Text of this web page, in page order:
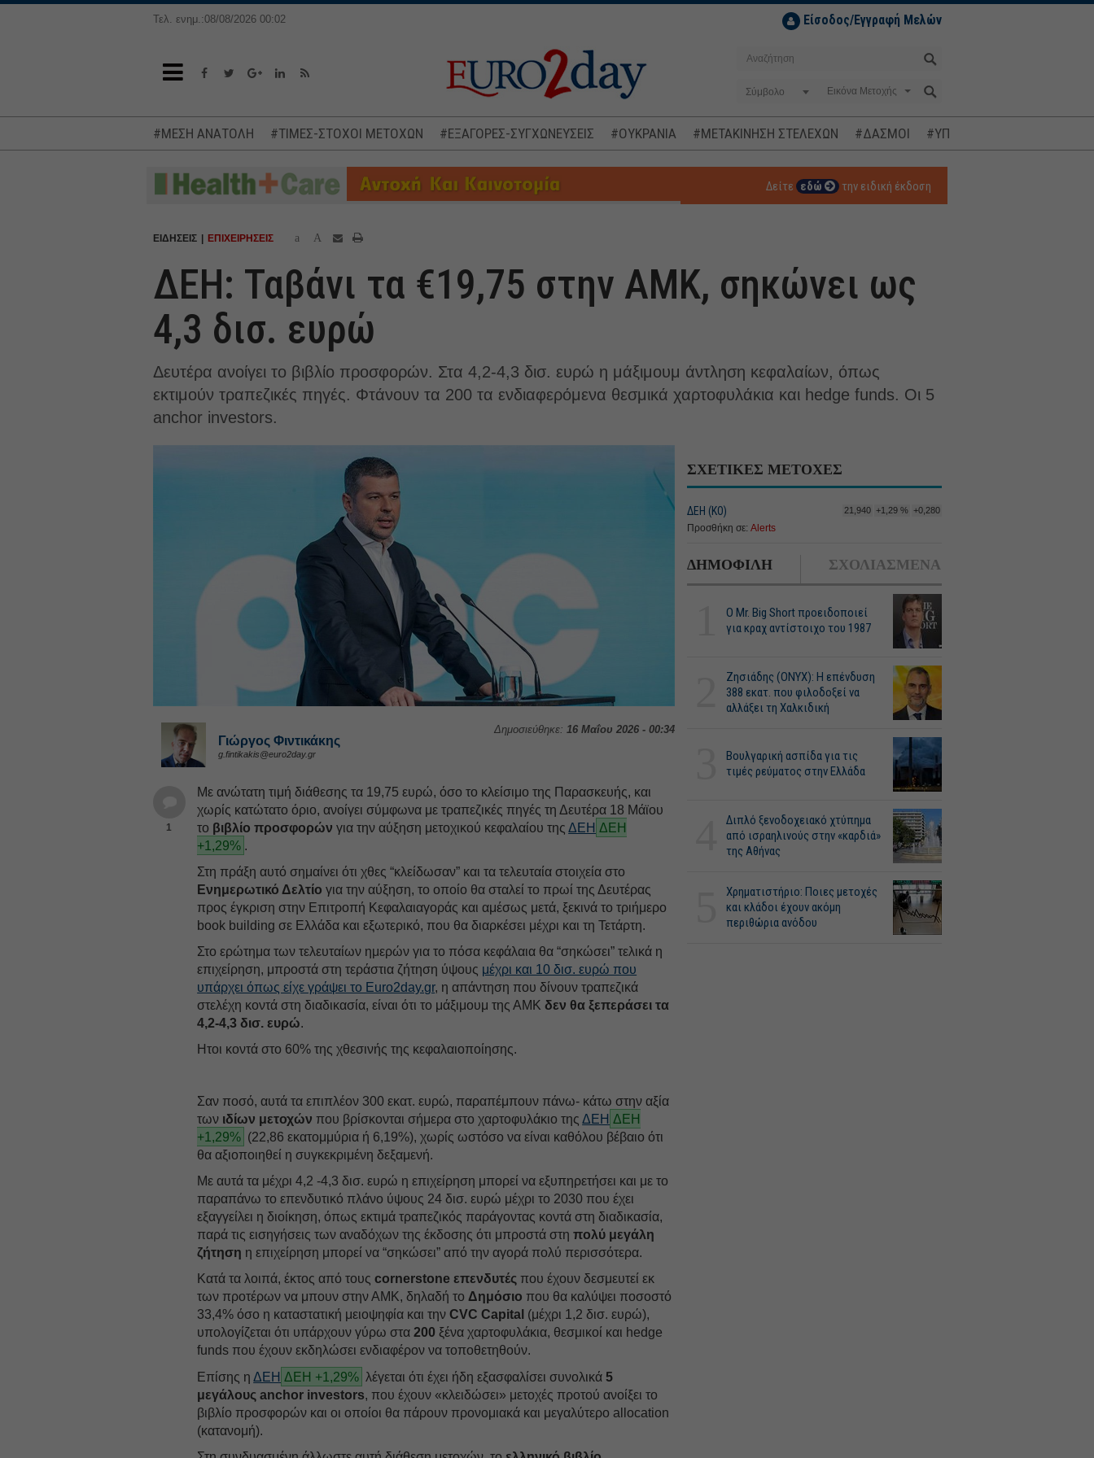
Τελ. ενημ.:08/08/2026 00:02 Είσοδος/Εγγραφή Μελών
Σύμβολο
#ΜΕΣΗ ΑΝΑΤΟΛΗ #ΤΙΜΕΣ-ΣΤΟΧΟΙ ΜΕΤΟΧΩΝ #ΕΞΑΓΟΡΕΣ-ΣΥΓΧΩΝΕΥΣΕΙΣ #ΟΥΚΡΑΝΙΑ #ΜΕΤΑΚΙΝΗΣΗ ΣΤΕΛΕΧΩΝ #ΔΑΣΜΟΙ #ΥΠΟΚΛΟΠΕΣ
Δείτε εδώ την ειδική έκδοση
ΕΙΔΗΣΕΙΣ ΕΠΙΧΕΙΡΗΣΕΙΣ a A
ΔΕΗ: Ταβάνι τα €19,75 στην ΑΜΚ, σηκώνει ως
4,3 δισ. ευρώ
Δευτέρα ανοίγει το βιβλίο προσφορών. Στα 4,2-4,3 δισ. ευρώ η μάξιμουμ άντληση κεφαλαίων, όπως
εκτιμούν τραπεζικές πηγές. Φτάνουν τα 200 τα ενδιαφερόμενα θεσμικά χαρτοφυλάκια και hedge funds. Οι 5
anchor investors.
Δημοσιεύθηκε: 16 Μαΐου 2026 - 00:34
Γιώργος Φιντικάκης
g.fintikakis@euro2day.gr
1
Με ανώτατη τιμή διάθεσης τα 19,75 ευρώ, όσο το κλείσιμο της Παρασκευής, και
χωρίς κατώτατο όριο, ανοίγει σύμφωνα με τραπεζικές πηγές τη Δευτέρα 18 Μάϊου
το βιβλίο προσφορών για την αύξηση μετοχικού κεφαλαίου τηςΔΕΗ ΔΕΗ
+1,29% .
Στη πράξη αυτό σημαίνει ότι χθες “κλείδωσαν” και τα τελευταία στοιχεία στο
Ενημερωτικό Δελτίο για την αύξηση, το οποίο θα σταλεί το πρωί της Δευτέρας
προς έγκριση στην Επιτροπή Κεφαλαιαγοράς και αμέσως μετά, ξεκινά το τριήμερο
book building σε Ελλάδα και εξωτερικό, που θα διαρκέσει μέχρι και τη Τετάρτη.
Στο ερώτημα των τελευταίων ημερών για το πόσα κεφάλαια θα “σηκώσει” τελικά η
επιχείρηση, μπροστά στη τεράστια ζήτηση ύψους μέχρι και 10 δισ. ευρώ που
υπάρχει όπως είχε γράψει το Euro2day.gr, η απάντηση που δίνουν τραπεζικά
στελέχη κοντά στη διαδικασία, είναι ότι το μάξιμουμ της ΑΜΚδεν θα ξεπεράσει τα
4,2-4,3 δισ. ευρώ.
Ητοι κοντά στο 60% της χθεσινής της κεφαλαιοποίησης.
Σαν ποσό, αυτά τα επιπλέον 300 εκατ. ευρώ, παραπέμπουν πάνω- κάτω στην αξία
των ιδίων μετοχών που βρίσκονται σήμερα στο χαρτοφυλάκιο τηςΔΕΗ ΔΕΗ
+1,29% (22,86 εκατομμύρια ή 6,19%), χωρίς ωστόσο να είναι καθόλου βέβαιο ότι
θα αξιοποιηθεί η συγκεκριμένη δεξαμενή.
Με αυτά τα μέχρι 4,2 -4,3 δισ. ευρώ η επιχείρηση μπορεί να εξυπηρετήσει και με το
παραπάνω το επενδυτικό πλάνο ύψους 24 δισ. ευρώ μέχρι το 2030 που έχει
εξαγγείλει η διοίκηση, όπως εκτιμά τραπεζικός παράγοντας κοντά στη διαδικασία,
παρά τις εισηγήσεις των αναδόχων της έκδοσης ότι μπροστά στηπολύ μεγάλη
ζήτηση η επιχείρηση μπορεί να “σηκώσει” από την αγορά πολύ περισσότερα.
Κατά τα λοιπά, έκτος από τουςcornerstone επενδυτές που έχουν δεσμευτεί εκ
των προτέρων να μπουν στην ΑΜΚ, δηλαδή τοΔημόσιο που θα καλύψει ποσοστό
33,4% όσο η καταστατική μειοψηφία και τηνCVC Capital (μέχρι 1,2 δισ. ευρώ),
υπολογίζεται ότι υπάρχουν γύρω στα200 ξένα χαρτοφυλάκια, θεσμικοί και hedge
funds που έχουν εκδηλώσει ενδιαφέρον να τοποθετηθούν.
Επίσης ηΔΕΗ ΔΕΗ +1,29% λέγεται ότι έχει ήδη εξασφαλίσει συνολικά5
μεγάλους anchor investors, που έχουν «κλειδώσει» μετοχές προτού ανοίξει το
βιβλίο προσφορών και οι οποίοι θα πάρουν προνομιακά και μεγαλύτερο allocation
(κατανομή).
ΣΧΕΤΙΚΕΣ ΜΕΤΟΧΕΣ
ΔΕΗ (ΚΟ) 21,940 +1,29 % +0,280
Προσθήκη σε: Alerts
ΔΗΜΟΦΙΛΗ ΣΧΟΛΙΑΣΜΕΝΑ
O Mr. Big Short προειδοποιεί
για κραχ αντίστοιχο του 1987
Ζησιάδης (ONYX): Η επένδυση
388 εκατ. που φιλοδοξεί να
αλλάξει τη Χαλκιδική
Βουλγαρική ασπίδα για τις
τιμές ρεύματος στην Ελλάδα
Διπλό ξενοδοχειακό χτύπημα
από ισραηλινούς στην «καρδιά»
της Αθήνας
Χρηματιστήριο: Ποιες μετοχές
και κλάδοι έχουν ακόμη
περιθώρια ανόδου